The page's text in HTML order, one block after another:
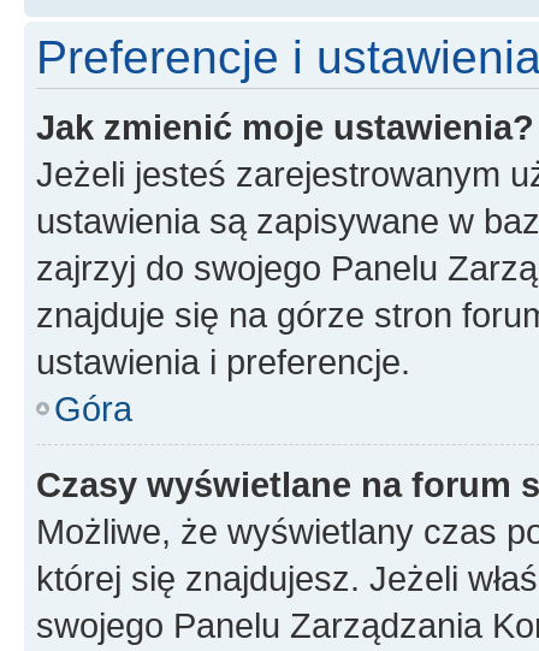
Preferencje i
Jak zmienić moje ustawienia?
Jeżeli jesteś zarejestrowanym
ustawienia są zapisywane w
zajrzyj do swojego Panelu
znajduje się na górze stron
ustawienia i preferencje.
Góra
Czasy wyświetlane na forum
Możliwe, że wyświetlany czas
której się znajdujesz. Jeżeli
swojego Panelu Zarządzania